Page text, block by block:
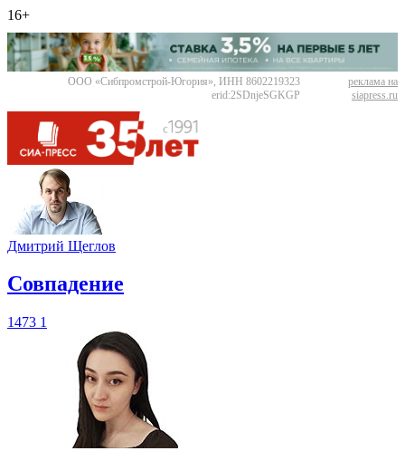
16+
ООО «Сибпромстрой-Югория», ИНН 8602219323
erid:2SDnjeSGKGP
реклама на
siapress.ru
Дмитрий Щеглов
​Совпадение
1473 1